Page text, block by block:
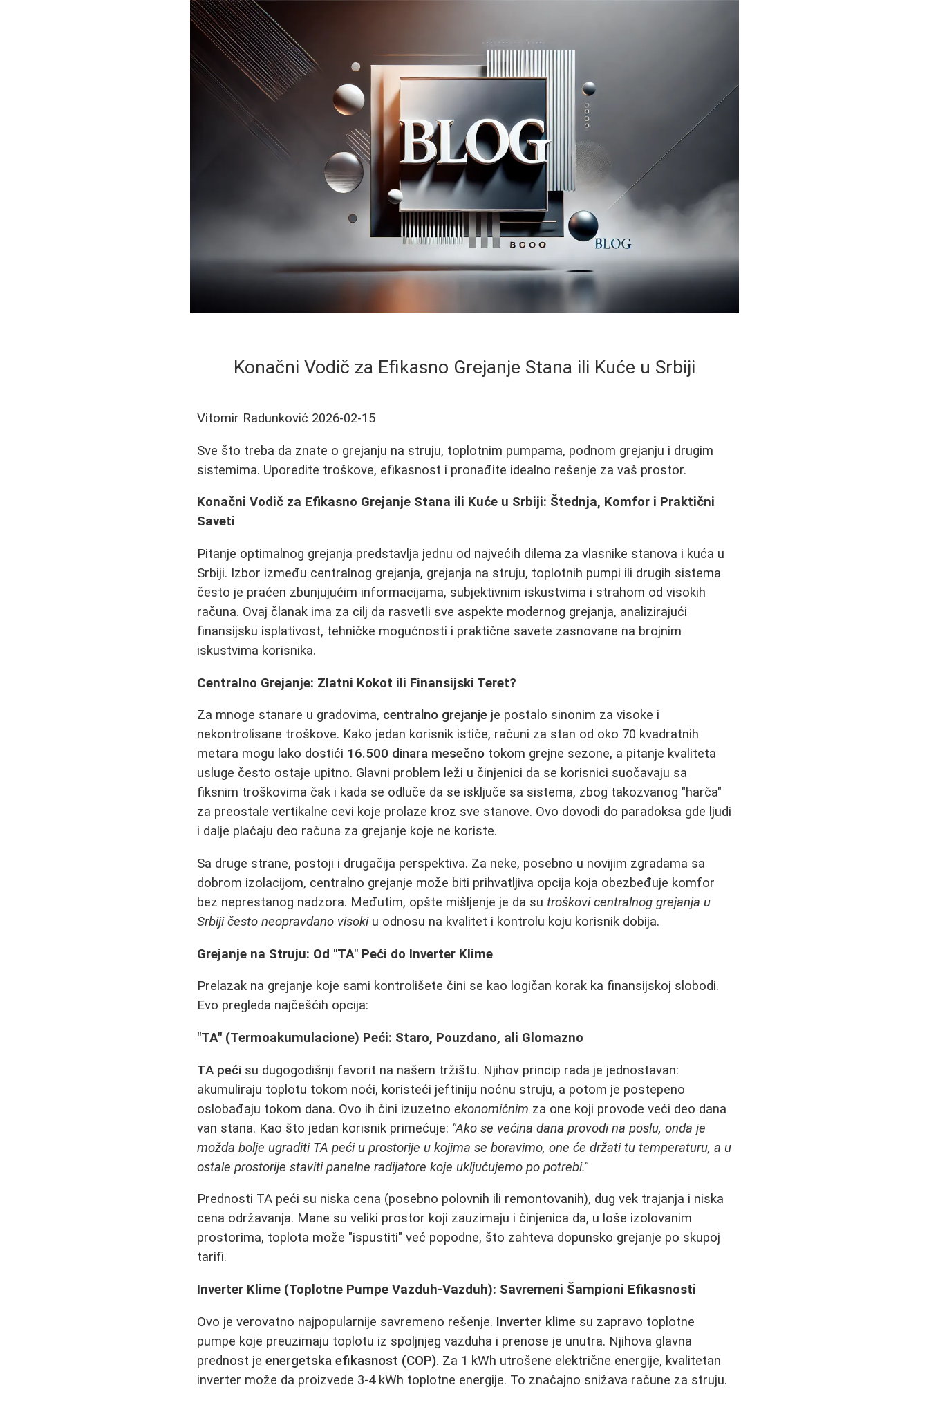
Konačni Vodič za Efikasno Grejanje Stana ili Kuće u Srbiji
Vitomir Radunković 2026-02-15
Sve što treba da znate o grejanju na struju, toplotnim pumpama, podnom grejanju i drugim
sistemima. Uporedite troškove, efikasnost i pronađite idealno rešenje za vaš prostor.
Konačni Vodič za Efikasno Grejanje Stana ili Kuće u Srbiji: Štednja, Komfor i Praktični
Saveti
Pitanje optimalnog grejanja predstavlja jednu od najvećih dilema za vlasnike stanova i kuća u
Srbiji. Izbor između centralnog grejanja, grejanja na struju, toplotnih pumpi ili drugih sistema
često je praćen zbunjujućim informacijama, subjektivnim iskustvima i strahom od visokih
računa. Ovaj članak ima za cilj da rasvetli sve aspekte modernog grejanja, analizirajući
finansijsku isplativost, tehničke mogućnosti i praktične savete zasnovane na brojnim
iskustvima korisnika.
Centralno Grejanje: Zlatni Kokot ili Finansijski Teret?
Za mnoge stanare u gradovima, centralno grejanje je postalo sinonim za visoke i
nekontrolisane troškove. Kako jedan korisnik ističe, računi za stan od oko 70 kvadratnih
metara mogu lako dostići 16.500 dinara mesečno tokom grejne sezone, a pitanje kvaliteta
usluge često ostaje upitno. Glavni problem leži u činjenici da se korisnici suočavaju sa
fiksnim troškovima čak i kada se odluče da se isključe sa sistema, zbog takozvanog "harča"
za preostale vertikalne cevi koje prolaze kroz sve stanove. Ovo dovodi do paradoksa gde ljudi
i dalje plaćaju deo računa za grejanje koje ne koriste.
Sa druge strane, postoji i drugačija perspektiva. Za neke, posebno u novijim zgradama sa
dobrom izolacijom, centralno grejanje može biti prihvatljiva opcija koja obezbeđuje komfor
bez neprestanog nadzora. Međutim, opšte mišljenje je da sutroškovi centralnog grejanja u
Srbiji često neopravdano visokiu odnosu na kvalitet i kontrolu koju korisnik dobija.
Grejanje na Struju: Od "TA" Peći do Inverter Klime
Prelazak na grejanje koje sami kontrolišete čini se kao logičan korak ka finansijskoj slobodi.
Evo pregleda najčešćih opcija:
"TA" (Termoakumulacione) Peći: Staro, Pouzdano, ali Glomazno
TA peći su dugogodišnji favorit na našem tržištu. Njihov princip rada je jednostavan:
akumuliraju toplotu tokom noći, koristeći jeftiniju noćnu struju, a potom je postepeno
oslobađaju tokom dana. Ovo ih čini izuzetnoekonomičnim za one koji provode veći deo dana
van stana. Kao što jedan korisnik primećuje: "Ako se većina dana provodi na poslu, onda je
možda bolje ugraditi TA peći u prostorije u kojima se boravimo, one će držati tu temperaturu, a u
ostale prostorije staviti panelne radijatore koje uključujemo po potrebi."
Prednosti TA peći su niska cena (posebno polovnih ili remontovanih), dug vek trajanja i niska
cena održavanja. Mane su veliki prostor koji zauzimaju i činjenica da, u loše izolovanim
prostorima, toplota može "ispustiti" već popodne, što zahteva dopunsko grejanje po skupoj
tarifi.
Inverter Klime (Toplotne Pumpe Vazduh-Vazduh): Savremeni Šampioni Efikasnosti
Ovo je verovatno najpopularnije savremeno rešenje. Inverter klime su zapravo toplotne
pumpe koje preuzimaju toplotu iz spoljnjeg vazduha i prenose je unutra. Njihova glavna
prednost jeenergetska efikasnost (COP). Za 1 kWh utrošene električne energije, kvalitetan
inverter može da proizvede 3-4 kWh toplotne energije. To značajno snižava račune za struju.